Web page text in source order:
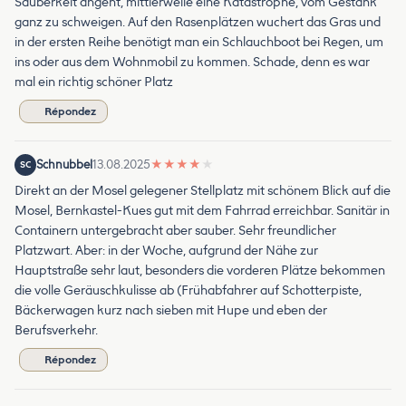
ganz zu schweigen. Auf den Rasenplätzen wuchert das Gras und
in der ersten Reihe benötigt man ein Schlauchboot bei Regen, um
ins oder aus dem Wohnmobil zu kommen. Schade, denn es war
mal ein richtig schöner Platz
Répondez
SC Schnubbel13.08.2025★ ★ ★ ★ ★
Direkt an der Mosel gelegener Stellplatz mit schönem Blick auf die
Mosel, Bernkastel-Kues gut mit dem Fahrrad erreichbar. Sanitär in
Containern untergebracht aber sauber. Sehr freundlicher
Platzwart. Aber: in der Woche, aufgrund der Nähe zur
Hauptstraße sehr laut, besonders die vorderen Plätze bekommen
die volle Geräuschkulisse ab (Frühabfahrer auf Schotterpiste,
Bäckerwagen kurz nach sieben mit Hupe und eben der
Berufsverkehr.
Répondez